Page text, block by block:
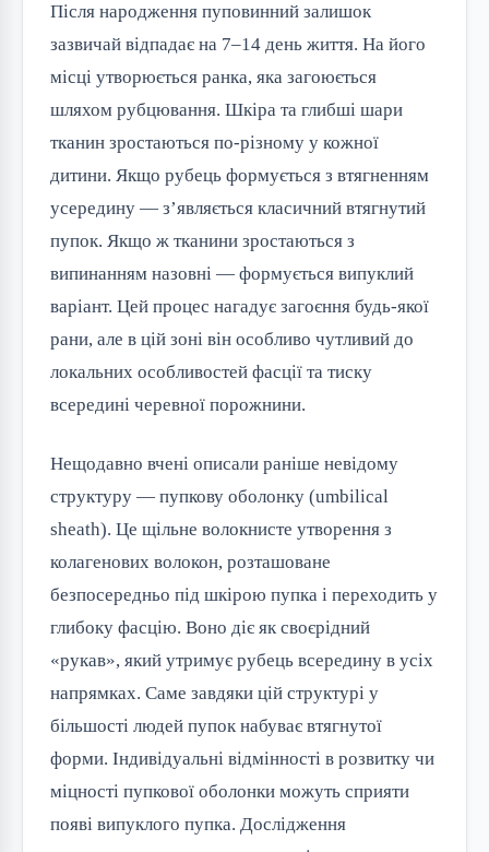
Після народження пуповинний залишок
зазвичай відпадає на 7–14 день життя. На його
місці утворюється ранка, яка загоюється
шляхом рубцювання. Шкіра та глибші шари
тканин зростаються по-різному у кожної
дитини. Якщо рубець формується з втягненням
усередину — з’являється класичний втягнутий
пупок. Якщо ж тканини зростаються з
випинанням назовні — формується випуклий
варіант. Цей процес нагадує загоєння будь-якої
рани, але в цій зоні він особливо чутливий до
локальних особливостей фасції та тиску
всередині черевної порожнини.
Нещодавно вчені описали раніше невідому
структуру — пупкову оболонку (umbilical
sheath). Це щільне волокнисте утворення з
колагенових волокон, розташоване
безпосередньо під шкірою пупка і переходить у
глибоку фасцію. Воно діє як своєрідний
«рукав», який утримує рубець всередину в усіх
напрямках. Саме завдяки цій структурі у
більшості людей пупок набуває втягнутої
форми. Індивідуальні відмінності в розвитку чи
міцності пупкової оболонки можуть сприяти
появі випуклого пупка. Дослідження